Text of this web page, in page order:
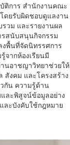
ติการ สำนักงานคณะ
ดยรับผิดชอบดูแลงาน
วม และรายงานผล
รสนับสนุนกิจกรรม
งพื้นที่จัดนิทรรศการ
จากห้องเรียนมี
นอาชญาวิทยาช่วยให้
สังคม และโครงสร้าง
กัน ความรู้ด้าน
ละพิสูจน์ข้อมูลอย่าง
ละบังคับใช้กฎหมาย